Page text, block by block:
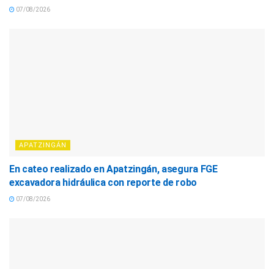
07/08/2026
APATZINGÁN
En cateo realizado en Apatzingán, asegura FGE
excavadora hidráulica con reporte de robo
07/08/2026